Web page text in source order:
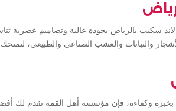
سكيب بالرياض بجودة عالية وتصاميم عصرية
والنباتات والعشب الصناعي والطبيعي،
وكفاءة، فإن مؤسسة أهل القمة تقدم لك